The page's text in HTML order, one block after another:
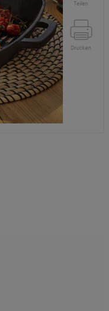
Teilen
Drucken